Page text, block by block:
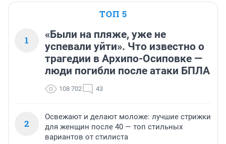
ТОП 5
1
«Были на пляже, уже не
успевали уйти». Что известно о
трагедии в Архипо-Осиповке —
люди погибли после атаки БПЛА
108 702 43
2
Освежают и делают моложе: лучшие стрижки
для женщин после 40 — топ стильных
вариантов от стилиста